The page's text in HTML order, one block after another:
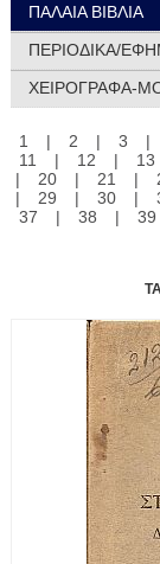
ΠΑΛΑΙΑ ΒΙΒΛΙΑ
ΠΕΡΙΟΔΙΚΑ/
ΧΕΙΡΟΓΡΑΦΑ-
1 | 2 | 3 |
11
| 12 | 13
|
20 | 21 |
|
29 | 30 |
37
| 38 | 39